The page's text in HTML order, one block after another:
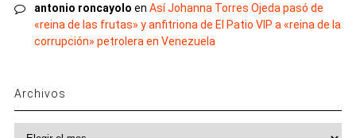
antonio roncayolo en Así Johanna Torres Ojeda pasó de
«reina de las frutas» y anfitriona de El Patio VIP a «reina de la
corrupción» petrolera en Venezuela
Archivos